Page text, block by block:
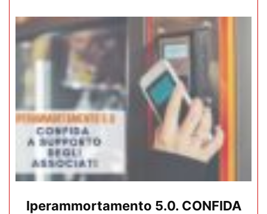
Iperammortamento 5.0. CONFIDA